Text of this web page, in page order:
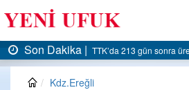
Son Dakika | AK Parti Ereğli İlçe
Kdz.Ereğli